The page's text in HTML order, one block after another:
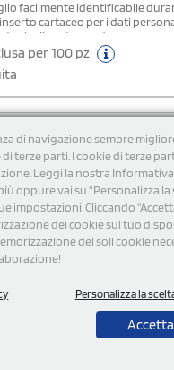
di navigazione sempre
terze parti. I cookie di terze
Leggi la nostra Informativa
oppure vai su “Personalizza la
impostazioni. Cliccando
dei cookie sul tuo
dei soli cookie
Personalizza la
facilmente identificabile
cartaceo per i dati
che li protegge da usura e
sostenibile.
per 100 pz